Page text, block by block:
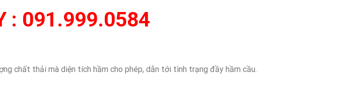
: 091.999.0584
chất thải mà diện tích hầm cho phép, dẫn tới tình trạng đầy hầm cầu.